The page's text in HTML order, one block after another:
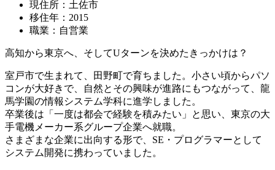
現住所：土佐市
移住年：2015
職業：自営業
高知から東京へ、そしてUターンを決めたきっかけは？
室戸市で生まれて、田野町で育ちました。小さい頃からパソ
コンが大好きで、自然とその興味が進路にもつながって、龍
馬学園の情報システム学科に進学しました。
卒業後は「一度は都会で経験を積みたい」と思い、東京の大
手電機メーカー系グループ企業へ就職。
さまざまな企業に出向する形で、SE・プログラマーとして
システム開発に携わっていました。